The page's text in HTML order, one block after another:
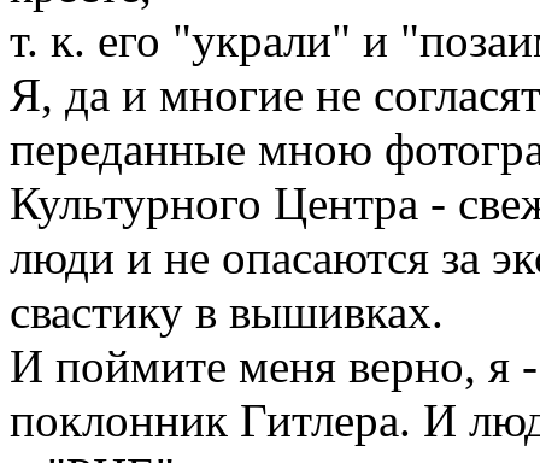
т. к. его "украли" и
Я, да и многие не
переданные мною
Культурного Центра -
люди и не опасаются за
свастику в вышивках.
И поймите меня верно, я
поклонник Гитлера. И